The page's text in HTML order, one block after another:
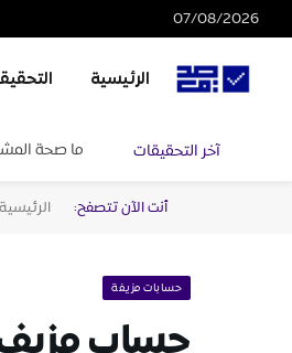
07/08/2026
الرئيسية
آخر التحقيقات ما صحة
أنت الآن تتصفح: الرئيسية
حسابات مزيفة